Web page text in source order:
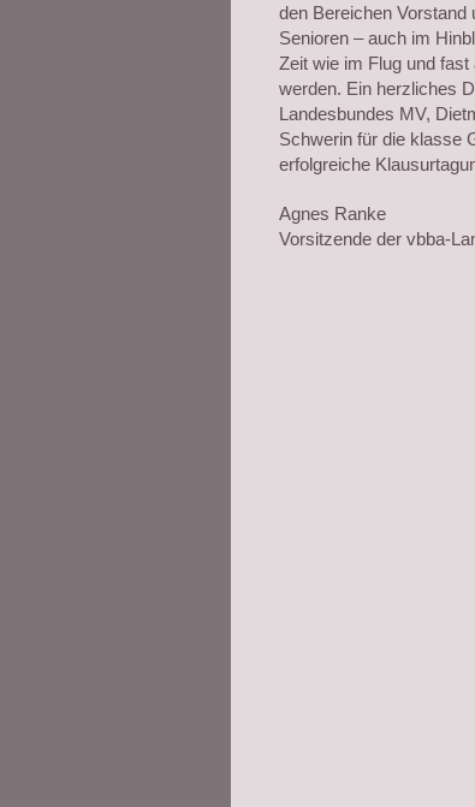
den Bereichen
Senioren – auch im
Zeit wie im Flug und
werden. Ein herzliches
Landesbundes MV,
Schwerin für die klasse
erfolgreiche
Agnes Ranke
Vorsitzende der vbba-